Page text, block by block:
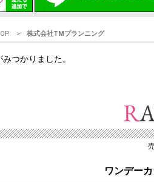
株式会社TMプランニング
つかりました。
ワンデー